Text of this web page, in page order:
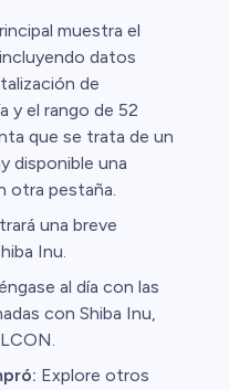
muestra el
datos
de
y el rango de 52
que se trata de un
disponible una
otra pestaña.
una breve
Inu.
al día con las
con Shiba Inu,
Explore otros